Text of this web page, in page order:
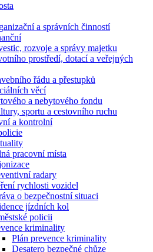
a správních činností
rozvoje a správy majetku
prostředí, dotací a veřejných
řádu a přestupků
věcí
a nebytového fondu
sportu a cestovního ruchu
a kontrolní
pracovní místa
radary
rychlosti vozidel
o bezpečnostní situaci
jízdních kol
policii
kriminality
Plán prevence kriminality
Desatero bezpečné chůze